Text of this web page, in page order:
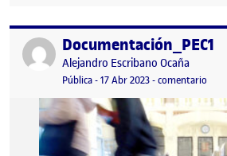
Publicado porDocumentación_PEC1
Publicado por
Alejandro Escribano Ocaña
Visibilidad:
Pública-Fecha de publicación
17 Abr 20232 octubre, 2023
-comentario